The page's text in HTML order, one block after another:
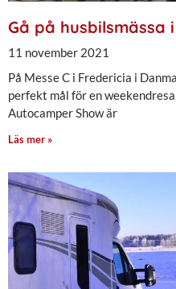
Gå på husbilsmässa
11 november 2021
På Messe C i Fredericia i
perfekt mål för en
Autocamper Show är
Läs mer »